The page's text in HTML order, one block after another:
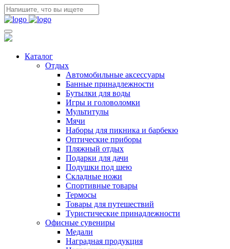
Каталог
Отдых
Автомобильные аксессуары
Банные принадлежности
Бутылки для воды
Игры и головоломки
Мультитулы
Мячи
Наборы для пикника и барбекю
Оптические приборы
Пляжный отдых
Подарки для дачи
Подушки под шею
Складные ножи
Спортивные товары
Термосы
Товары для путешествий
Туристические принадлежности
Офисные сувениры
Медали
Наградная продукция